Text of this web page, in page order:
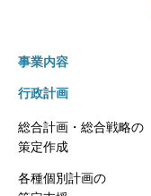
事業内容
行政計画
総合計画・総合戦略の
策定作成
各種個別計画の